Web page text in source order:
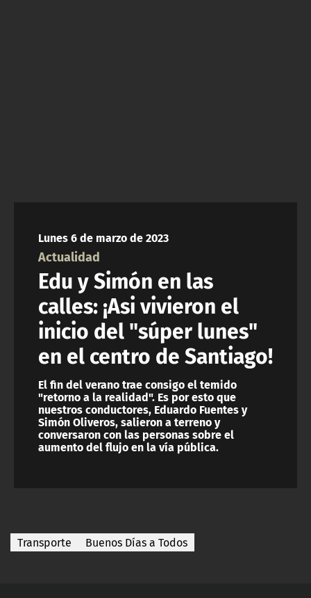
Lunes 6 de marzo de 2023
Actualidad
Edu y Simón en las
calles: ¡Asi vivieron el
inicio del "súper lunes"
en el centro de Santiago!
El fin del verano trae consigo el temido
"retorno a la realidad". Es por esto que
nuestros conductores, Eduardo Fuentes y
Simón Oliveros, salieron a terreno y
conversaron con las personas sobre el
aumento del flujo en la vía pública.
Transporte Buenos Días a Todos